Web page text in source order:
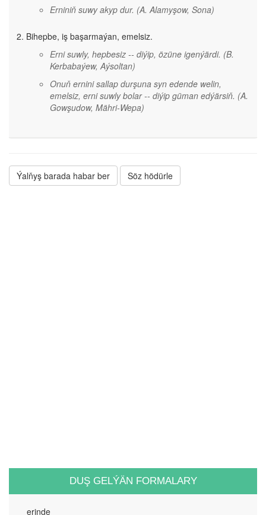
Erniniň suwy akyp dur. (A. Alamyşow, Sona)
Bihepbe, iş başarmaýan, emelsiz.
Erni suwly, hepbesiz -- diýip, özüne igenýärdi. (B.
Kerbabaýew, Aýsoltan)
Onuň ernini sallap durşuna syn edende welin,
emelsiz, erni suwly bolar -- diýip güman edýärsiň. (A.
Gowşudow, Mähri-Wepa)
Ýalňyş barada habar ber Söz hödürle
DUŞ GELÝÄN FORMALARY
erinde